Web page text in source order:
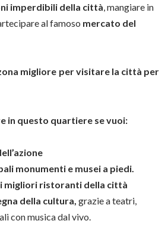
imperdibili della città , mangiare in
al famoso mercato del
migliore per visitare la città per
in questo quartiere se vuoi:
monumenti e musei a piedi.
migliori ristoranti della città
della cultura, grazie a teatri,
con musica dal vivo.